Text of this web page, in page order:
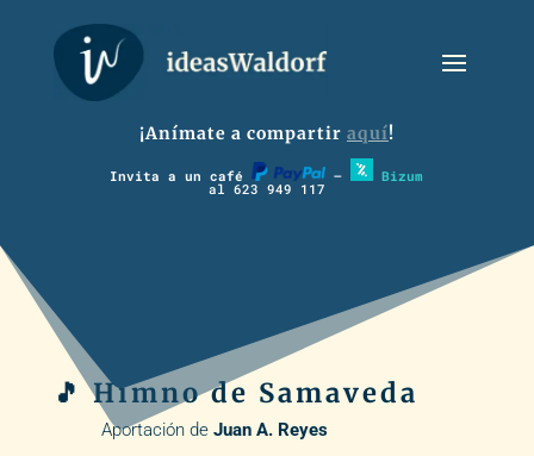
¡Anímate a compartir aquí!
Invita a un café – Bizum
al 623 949 117
🎵 Himno de Samaveda
Aportación de Juan A. Reyes